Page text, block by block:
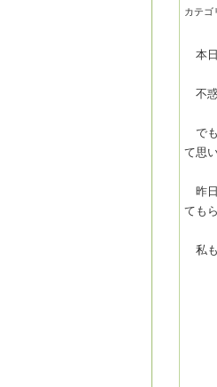
カテゴ
本日
不惑
でも
て思
昨日
ても
私も